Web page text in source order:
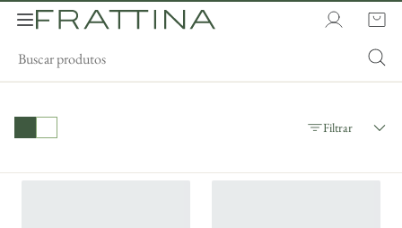
Filtrar